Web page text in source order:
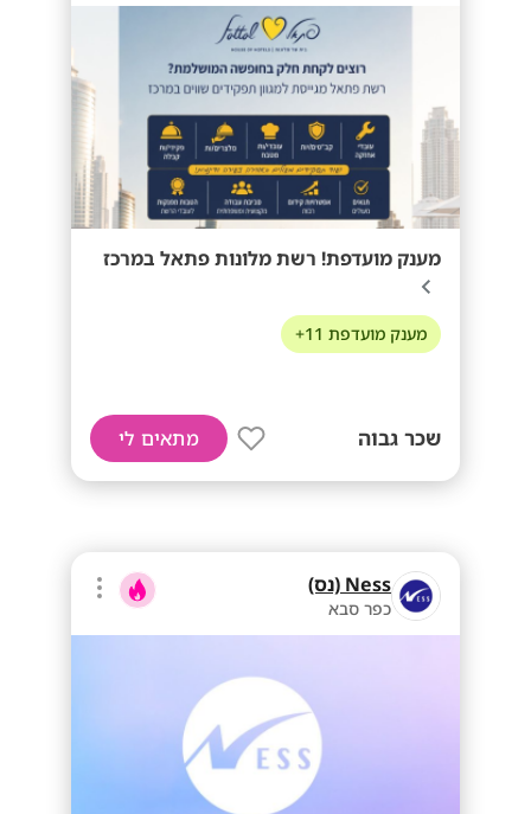
מענק מועדפת! רשת מלונות פתאל במרכז
מענק מועדפת 11+
שכר גבוה מתאים לי
Ness (נס)
כפר סבא